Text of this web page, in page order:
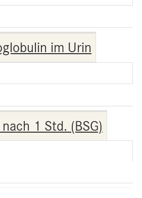
im Urin
1 Std. (BSG)